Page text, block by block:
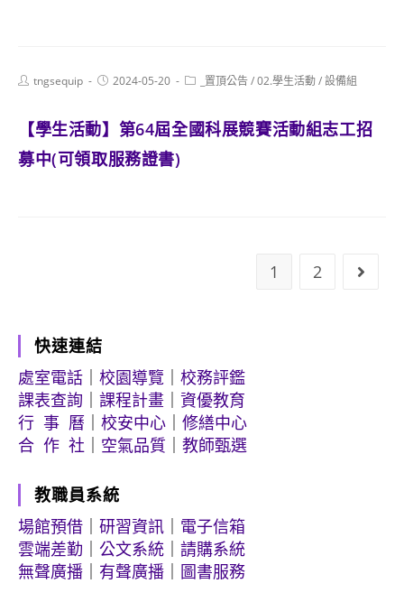
Posttngsequip
Post2024-05-20
Post _置頂公告/02.學生活動/設備組
【學生活動】第64屆全國科展競賽活動組志工招
募中(可領取服務證書)
1 2 Go to
快速連結
處室電話
校園導覽
校務評鑑
課表查詢
課程計畫
資優教育
行 事 曆
校安中心
修繕中心
合 作 社
空氣品質 教師甄選
教職員系統
場館預借
研習資訊
電子信箱
雲端差勤
公文系統
請購系統
無聲廣播
有聲廣播 圖書服務